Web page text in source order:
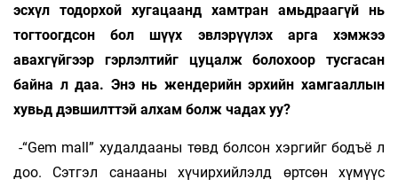
эсхүл тодорхой хугацаанд хамтран амьдраагүй нь
тогтоогдсон бол шүүх эвлэрүүлэх арга хэмжээ
авахгүйгээр гэрлэлтийг цуцалж болохоор тусгасан
байна л даа. Энэ нь жендерийн эрхийн хамгааллын
хувьд дэвшилттэй алхам болж чадах уу?
-“Gem mall” худалдааны төвд болсон хэргийг бодъё л
доо. Сэтгэл санааны хүчирхийлэлд өртсөн хүмүүс